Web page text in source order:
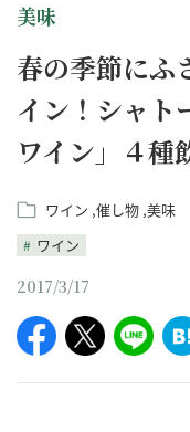
美味
春の季節にふ
イン！シャト
ワイン」４種
ワイン 催し物 美味
ワイン
2017/3/17